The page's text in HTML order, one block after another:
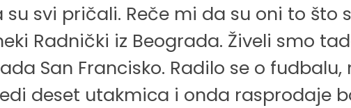
su svi pričali. Reče mi da su oni to što
Radnički iz Beograda. Živeli smo
San Francisko. Radilo se o
deset utakmica i onda rasprodaje